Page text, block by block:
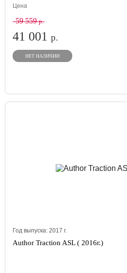
Цена
59 559р.
41 001 р.
НЕТ НАЛИЧИИ
Год выпуска: 2017 г.
Author Traction ASL ( 2016г.)